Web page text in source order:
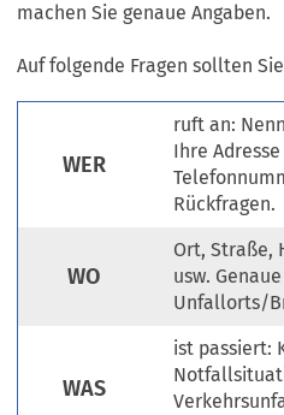
machen Sie genaue Angaben.
Auf folgende Fragen sollten
WER
ruft an:
Ihre
Rückfragen.
WO
Ort, Straße,
usw.
Unfallorts/
WAS
ist passiert: